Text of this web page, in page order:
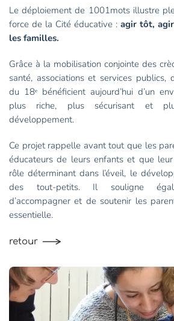
Le déploiement de 1001mots illustre
force de la Cité éducative : agir tôt,
les familles.
Grâce à la mobilisation conjointe des
santé, associations et services publics,
du 18ᵉ bénéficient aujourd’hui d’un
plus riche, plus sécurisant et
développement.
Ce projet rappelle avant tout que les
éducateurs de leurs enfants et que
rôle déterminant dans l’éveil, le
des tout-petits. Il souligne
d’accompagner et de soutenir les
essentielle.
retour